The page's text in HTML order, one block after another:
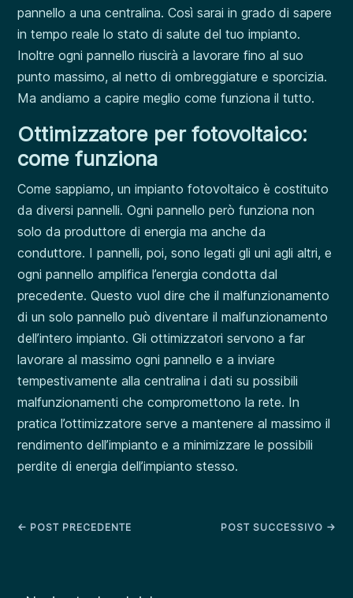
pannello a una centralina. Così sarai in grado di sapere
in tempo reale lo stato di salute del tuo impianto.
Inoltre ogni pannello riuscirà a lavorare fino al suo
punto massimo, al netto di ombreggiature e sporcizia.
Ma andiamo a capire meglio come funziona il tutto.
Ottimizzatore per fotovoltaico:
come funziona
Come sappiamo, un impianto fotovoltaico è costituito
da diversi pannelli. Ogni pannello però funziona non
solo da produttore di energia ma anche da
conduttore. I pannelli, poi, sono legati gli uni agli altri, e
ogni pannello amplifica l’energia condotta dal
precedente. Questo vuol dire che il malfunzionamento
di un solo pannello può diventare il malfunzionamento
dell’intero impianto. Gli ottimizzatori servono a far
lavorare al massimo ogni pannello e a inviare
tempestivamente alla centralina i dati su possibili
malfunzionamenti che compromettono la rete. In
pratica l’ottimizzatore serve a mantenere al massimo il
rendimento dell’impianto e a minimizzare le possibili
perdite di energia dell’impianto stesso.
← POST PRECEDENTE POST SUCCESSIVO →